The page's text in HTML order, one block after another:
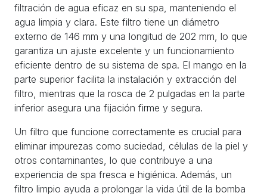
filtración de agua eficaz en su spa, manteniendo el
agua limpia y clara. Este filtro tiene un diámetro
externo de 146 mm y una longitud de 202 mm, lo que
garantiza un ajuste excelente y un funcionamiento
eficiente dentro de su sistema de spa. El mango en la
parte superior facilita la instalación y extracción del
filtro, mientras que la rosca de 2 pulgadas en la parte
inferior asegura una fijación firme y segura.
Un filtro que funcione correctamente es crucial para
eliminar impurezas como suciedad, células de la piel y
otros contaminantes, lo que contribuye a una
experiencia de spa fresca e higiénica. Además, un
filtro limpio ayuda a prolongar la vida útil de la bomba